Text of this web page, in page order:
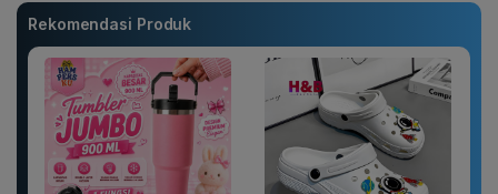
Rekomendasi Produk